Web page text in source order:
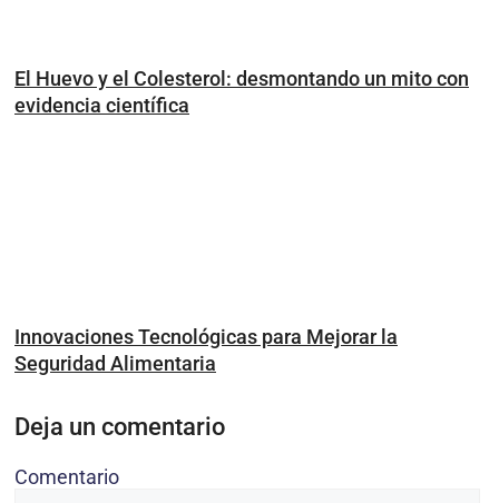
El Huevo y el Colesterol: desmontando un mito con
evidencia científica
Innovaciones Tecnológicas para Mejorar la
Seguridad Alimentaria
Deja un comentario
Comentario